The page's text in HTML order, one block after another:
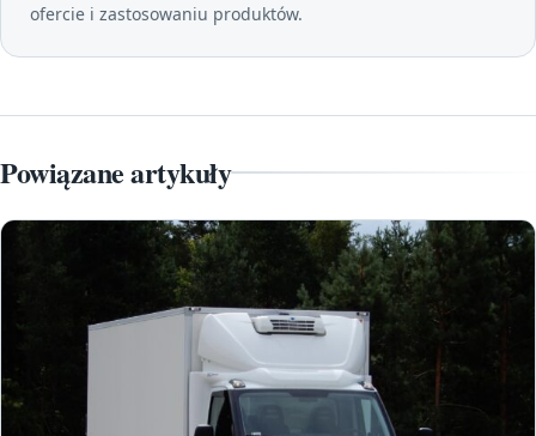
ofercie i zastosowaniu produktów.
Powiązane artykuły